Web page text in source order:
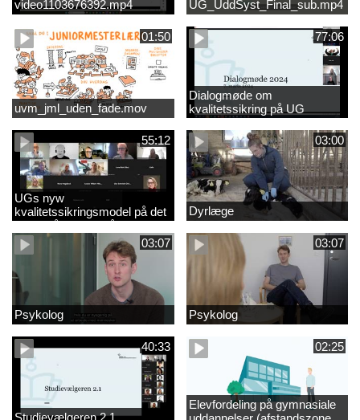
video1103676392.mp4 UG_UddSyst_Final_sub.mp4
01:50
uvm_jml_uden_fade.mov
77:06
Dialogmøde om
kvalitetssikring på UG
55:12
UGs nyw
kvalitetssikringsmodel på det
videregående område
03:00
Dyrlæge
03:07
Psykolog
03:07
Psykolog
40:33
Studievælgeren 2.1
02:25
Elevfordeling på gymnasiale